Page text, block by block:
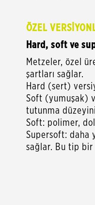
ÖZEL
Hard, soft ve
Metzeler, özel
şartları sağlar.
Hard (sert)
Soft (yumuşak)
tutunma
Soft: polimer,
Supersoft: daha
sağlar. Bu tip bir